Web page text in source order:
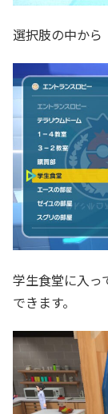
選択肢の中から
学生食堂に入っ
できます。